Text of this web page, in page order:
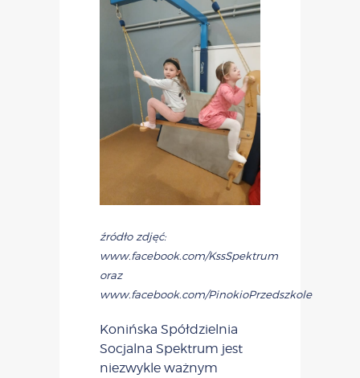
źródło zdjęć:
www.facebook.com/KssSpektrum
oraz
www.facebook.com/PinokioPrzedszkole
Konińska Spółdzielnia
Socjalna Spektrum jest
niezwykle ważnym